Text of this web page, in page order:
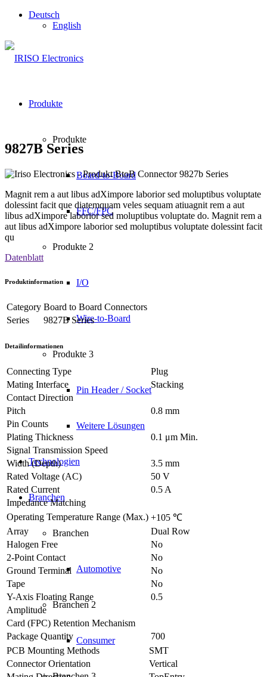
Deutsch
English
Produkte
Produkte
Board-to-Board
FFC/FPC
Produkte 2
I/O
Wire-to-Board
Produkte 3
Pin Header / Socket
Weitere Lösungen
Technologien
Branchen
Branchen
Automotive
Branchen 2
Consumer
9827B Series
Magnit rem a aut libus adXimpore laborior sed moluptibus voluptate
dolessint facit que diatemquam veles sequam atiuagnit rem a aut
libus adXimpore laborior sed moluptibus voluptate do. Magnit rem a
aut libus adXimpore laborior sed moluptibus voluptate dolessint facit
qu
Datenblatt
Produktinformation
Category Board to Board Connectors
Series
9827B Series
Detailinformationen
Connecting Type
Plug
Mating Interface
Stacking
Contact Direction
Pitch
0.8 mm
Pin Counts
Plating Thickness
0.1 μm Min.
Signal Transmission Speed
Width (Depth)
3.5 mm
Rated Voltage (AC)
50 V
Rated Current
0.5 A
Impedance Matching
Operating Temperature Range (Max.) +105 ℃
Array
Dual Row
Halogen Free
No
2-Point Contact
No
Ground Terminal
No
Tape
No
Y-Axis Floating Range
0.5
Amplitude
Card (FPC) Retention Mechanism
Package Quantity
700
PCB Mounting Methods
SMT
Connector Orientation
Vertical